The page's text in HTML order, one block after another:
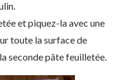
et piquez-la avec une
toute la surface de
seconde pâte feuilletée.